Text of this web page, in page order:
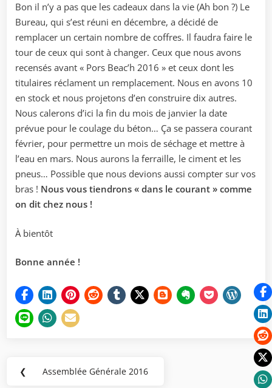
Bon il n’y a pas que les cadeaux dans la vie (Ah bon ?) Le
Bureau, qui s’est réuni en décembre, a décidé de
remplacer un certain nombre de coffres. Il faudra faire le
tour de ceux qui sont à changer. Ceux que nous avons
recensés avant « Pors Beac’h 2016 » et ceux dont les
titulaires réclament un remplacement. Nous en avons 10
en stock et nous projetons d’en construire dix autres.
Nous calerons d’ici la fin du mois de janvier la date
prévue pour le coulage du béton… Ça se passera courant
février, pour permettre un mois de séchage et mettre à
l’eau en mars. Nous aurons la ferraille, le ciment et les
pneus… Possible que nous devions aussi compter sur vos
bras ! Nous vous tiendrons « dans le courant » comme
on dit chez nous !
À bientôt
Bonne année !
Navigation
❮
Previous
Assemblée Générale 2016